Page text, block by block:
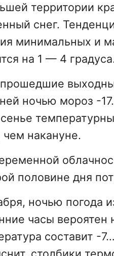
территории
снег.
минимальных и
на 1 — 4
ночью мороз -
накануне.
половине дня
ночью погода
часы вероятен
составит -
столбики